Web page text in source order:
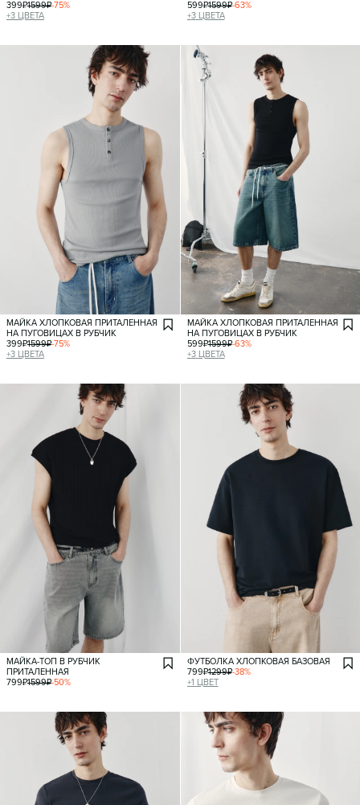
399₽1599₽-75%
+3 ЦВЕТА
599₽1599₽-63%
+3 ЦВЕТА
МАЙКА ХЛОПКОВАЯ ПРИТАЛЕННАЯ
НА ПУГОВИЦАХ В РУБЧИК
399₽1599₽-75%
+3 ЦВЕТА
МАЙКА ХЛОПКОВАЯ ПРИТАЛЕННАЯ
НА ПУГОВИЦАХ В РУБЧИК
599₽1599₽-63%
+3 ЦВЕТА
МАЙКА-ТОП В РУБЧИК
ПРИТАЛЕННАЯ
799₽1599₽-50%
ФУТБОЛКА ХЛОПКОВАЯ БАЗОВАЯ
799₽1299₽-38%
+1 ЦВЕТ